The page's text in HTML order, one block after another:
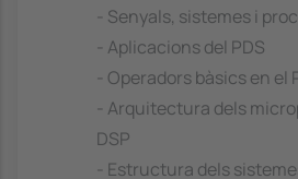
- Senyals, sistemes i
- Aplicacions del PDS
- Operadors bàsics en el
- Arquitectura dels
DSP
- Estructura dels